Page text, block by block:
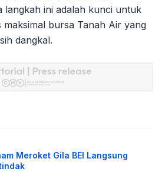
langkah ini adalah kunci untuk
maksimal bursa Tanah Air yang
dangkal.
Meroket Gila BEI Langsung